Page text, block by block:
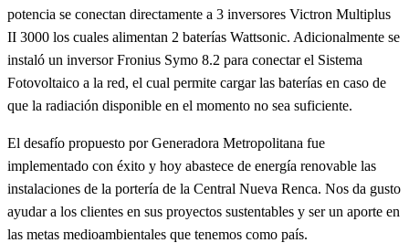
potencia se conectan directamente a 3 inversores Victron Multiplus
II 3000 los cuales alimentan 2 baterías Wattsonic. Adicionalmente se
instaló un inversor Fronius Symo 8.2 para conectar el Sistema
Fotovoltaico a la red, el cual permite cargar las baterías en caso de
que la radiación disponible en el momento no sea suficiente.
El desafío propuesto por Generadora Metropolitana fue
implementado con éxito y hoy abastece de energía renovable las
instalaciones de la portería de la Central Nueva Renca. Nos da gusto
ayudar a los clientes en sus proyectos sustentables y ser un aporte en
las metas medioambientales que tenemos como país.